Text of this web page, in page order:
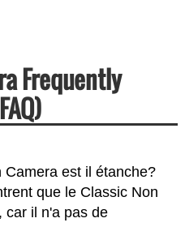
Frequently
est il étanche?
que le Classic Non
car il n'a pas de